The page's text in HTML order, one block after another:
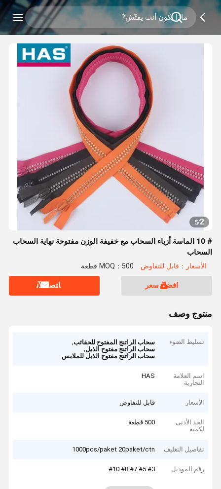
2
/
5
# 10 الماسة أزياء السحاب مع خفيفة الوزن مفتوحة نهاية السحاب
السحاب
الأسعار：قابل للتفاوض MOQ：500 قطعة
افضل سعر ﺎﺘﺼﻟ ﺍﻶﻧ
منتوج وصف
تسليط الضوء سحاب الراتنج المفتوح للحقائب,
سحاب الراتنج مفتوح الذيل,
سحاب الراتنج مفتوح الذيل للملابس
اسم العلامة
التجارية
HAS
الأسعار قابل للتفاوض
الحد الأدنى
لكمية
500 قطعة
تفاصيل التغليف 1000pcs/paket 20paket/ctn
رقم الموديل #3 #5 #7 #8 #10